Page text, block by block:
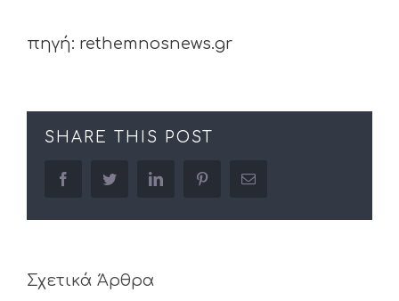
πηγή: rethemnosnews.gr
SHARE THIS POST
facebooktwitter linkedin pinterestEmail
Σχετικά Άρθρα